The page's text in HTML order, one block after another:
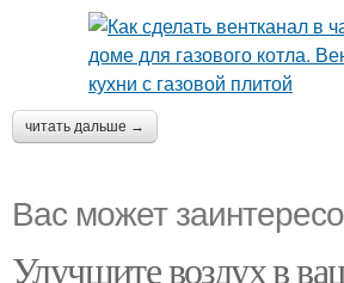
читать дальше →
Вас может
Улучшите воздух в